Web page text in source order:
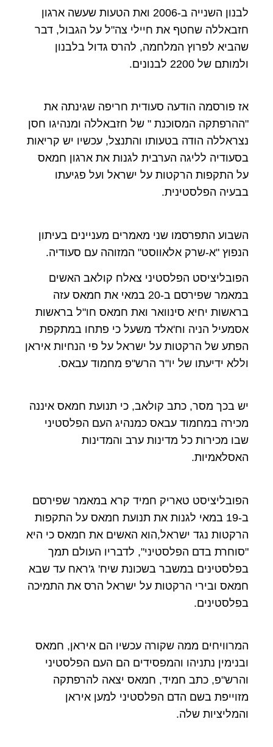
לבנון השנייה ב-2006 ואת הטעות שעשה ארגון
חזבאללה שחטף את חיילי צה"ל על הגבול, דבר
שהביא לפרוץ המלחמה, להרס גדול בלבנון
ולמותם של 2200 לבנונים.
אז פורסמה הודעה סעודית חריפה שגינתה את
"ההרפתקה המסוכנת " של חזבאללה ומנהיגו חסן
נצראללה הודה בטעותו והתנצל, עכשיו יש קריאות
בסעודיה לליגה הערבית לגנות את ארגון חמאס
על התקפות הרקטות על ישראל ועל פגיעתו
בבעיה הפלסטינית.
השבוע התפרסמו שני מאמרים מעניינים בעיתון
הנפוץ "א-שרק אלאווסט" המזוהה עם סעודיה.
הפובליציסט הפלסטיני צאלח קולאב האשים
במאמר שפירסם ב-20 במאי את חמאס עזה
בראשות יחיא סינוואר ואת חמאס חו"ל בראשות
אסמעיל הניה וח'אלד משעל כי פתחו במתקפת
הפתע של הרקטות על ישראל על פי הנחיות איראן
וללא ידיעתו של יו"ר הרש"פ מחמוד עבאס.
יש בכך מסר, כתב קולאב, כי תנועת חמאס איננה
מכירה במחמוד עבאס כמנהיג העם הפלסטיני
שבו מכירות כל מדינות ערב והמדינות
האסלאמיות.
הפובליציסט טאריק חמיד קרא במאמר שפירסם
ב-19 במאי לגנות את תנועת חמאס על התקפות
הרקטות נגד ישראל,הוא האשים את חמאס כי היא
"סוחרת בדם הפלסטיני", לדבריו העולם תמך
בפלסטינים במשבר בשכונת שיח' ג'ראח עד שבא
חמאס ובירי הרקטות על ישראל הרס את התמיכה
בפלסטינים.
המרוויחים ממה שקורה עכשיו הם איראן, חמאס
ובנימין נתניהו והמפסידים הם העם הפלסטיני
והרש"פ, כתב חמיד, חמאס יצאה להרפתקה
מזוייפת בשם הדם הפלסטיני למען איראן
והמליציות שלה.